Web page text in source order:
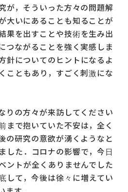
が，そういった方々の問題解
大いにあることも知ることが
果を出すことや技術を生み出
つながることを強く実感しま
針についてのヒントになるよ
こともあり，すごく刺激にな
りの方々が来訪してください
まで抱いていた不安は，全く
の研究の意欲が湧くようなと
した．コロナの影響で，今日
ントが全くありませんでした
して，今後は徐々に増えてい